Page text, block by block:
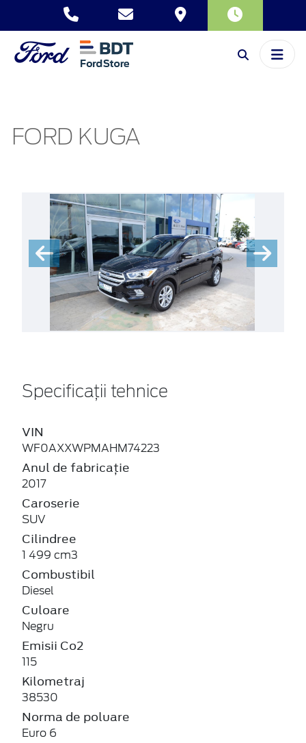
FORD KUGA
Specificații tehnice
VIN
WF0AXXWPMAHM74223
Anul de fabricație
2017
Caroserie
SUV
Cilindree
1 499 cm3
Combustibil
Diesel
Culoare
Negru
Emisii Co2
115
Kilometraj
38530
Norma de poluare
Euro 6